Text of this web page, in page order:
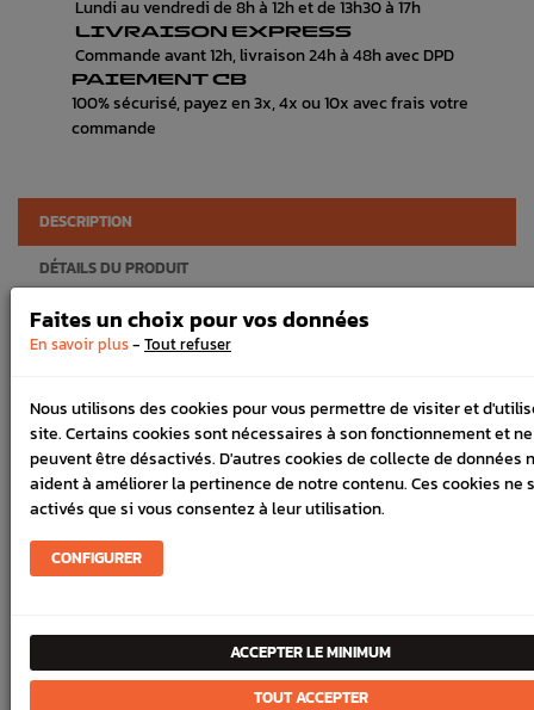
Lundi au vendredi de 8h à 12h et de 13h30 à 17h
LIVRAISON EXPRESS
Commande avant 12h, livraison 24h à 48h avec DPD
PAIEMENT CB
100% sécurisé, payez en 3x, 4x ou 10x avec frais votre
commande
DESCRIPTION
DÉTAILS DU PRODUIT
LIVRAISON
VÉHICULES COMPATIBLE
Vérifier le modèle de vos plaquettes car certains véhicules sont
équipés du montage antérieur ou supérieur à votre année,son
utilisation nécessite un liquide de frein de bonne qualité.
Coefficient de friction : 0.50
Plaquettes très agressives, elles sont conseillées pour une
utilisation sportive ou intense.
ceci permet de pouvoir atteindre un fort pouvoir de freinage.
Le kit est composé de 4 plaquettes avant.
Faites un choix pour vos données
En savoir plus- Tout refuser
Nous utilisons des cookies pour vous permettre de visiter et
site. Certains cookies sont nécessaires à son fonctionnement et ne
peuvent être désactivés. D'autres cookies de collecte de données
aident à améliorer la pertinence de notre contenu. Ces cookies ne
activés que si vous consentez à leur utilisation.
CONFIGURER
ACCEPTER LE MINIMUM
TOUT ACCEPTER